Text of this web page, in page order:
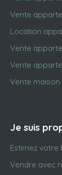
Vente
Location
Vente
Vente
Vente
Je suis
Estimez votre
Vendre avec